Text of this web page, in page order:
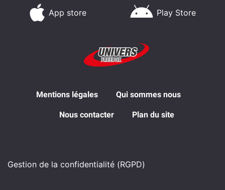
App store Play Store
Mentions légales Qui sommes nous
Nous contacter Plan du site
Gestion de la confidentialité (RGPD)